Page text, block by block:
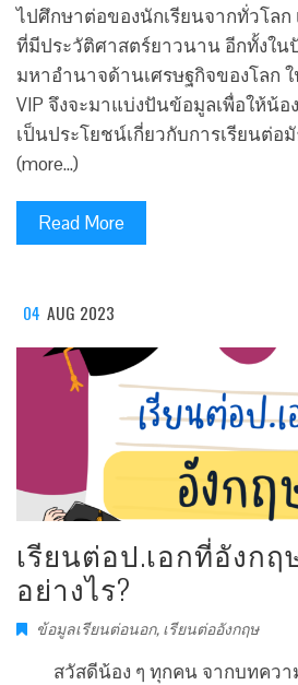
ไปศึกษาต่อของนักเรียนจากทั่วโลก
ที่มีประวัติศาสตร์ยาวนาน อีกทั้งใน
มหาอำนาจด้านเศรษฐกิจของโลก
VIP จึงจะมาแบ่งปันข้อมูลเพื่อให้น้
เป็นประโยชน์เกี่ยวกับการเรียนต่
(more…)
Read More
04 AUG 2023
เรียนต่อป.เอกที่อังกฤ
อย่างไร?
ข้อมูลเรียนต่อนอก, เรียนต่ออังกฤษ
สวัสดีน้อง ๆ ทุกคน จากบทควา